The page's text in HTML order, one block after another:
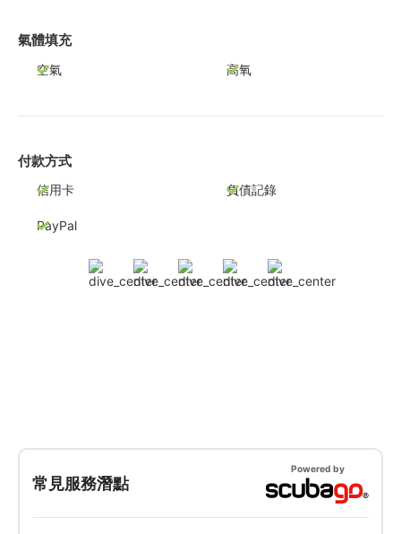
氣體填充
空氣 高氧
付款方式
信用卡 負債記錄
PayPal
常見服務潛點
Powered by